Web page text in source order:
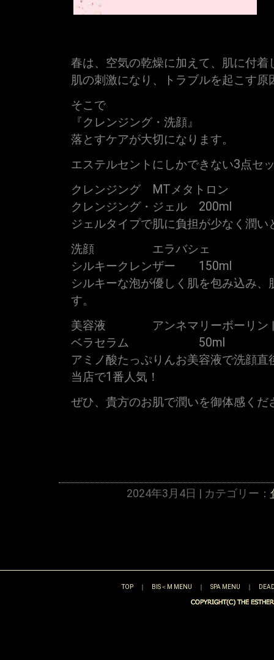
春は、空気の乾燥に加えて、肌に付
肌の刺激になり、トラブルを起こす原
そこで
『クレンジング・洗顔』
落とすケアが大切になります。
エステルセントにしかできない3点セ
クレンジング MTメタトロン
クレンジング・ジェル 200ml
ジェルタイプで肌に負担が少なく潤
洗顔 エラバシェ
シルキークレンザー 150ml
シルキーな泡が優しく肌を包み込み
す。
美容液 アンネマリーボーリン
ベラセラム 50ml
アミノ酸たっぷりんお美容液で洗顔直
当店で1番人気！
ぜひ、貴方のお肌で潤いを御体感くだ
2024年3月4日 | カテゴリー：
TOP｜ BIS＜M MENU ｜ SPA MENU ｜